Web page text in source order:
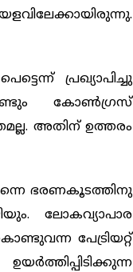
പ്രഖ്യാപിച്ചു
കോണ്‍ഗ്രസ്
അതിന് ഉത്തരം
ഭരണകൂടത്തിനു
ലോകവ്യാപാര
പേട്രിയറ്റ്